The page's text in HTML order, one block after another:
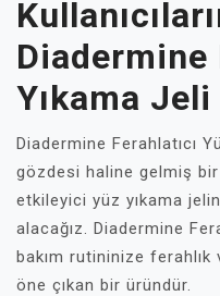
Diadermine
Yıkama
Diadermine Ferahlatıcı
gözdesi haline gelmiş
etkileyici yüz yıkama
alacağız. Diadermine
bakım rutininize ferahlık
öne çıkan bir üründür.